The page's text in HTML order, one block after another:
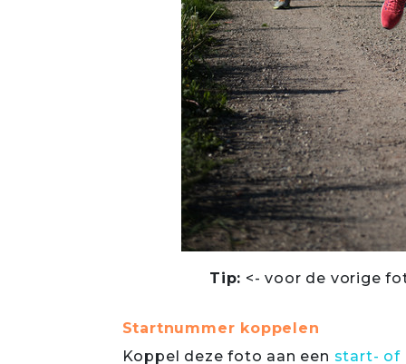
Tip: <- voor de vorige
Startnummer koppelen
Koppel deze foto aan een start- of